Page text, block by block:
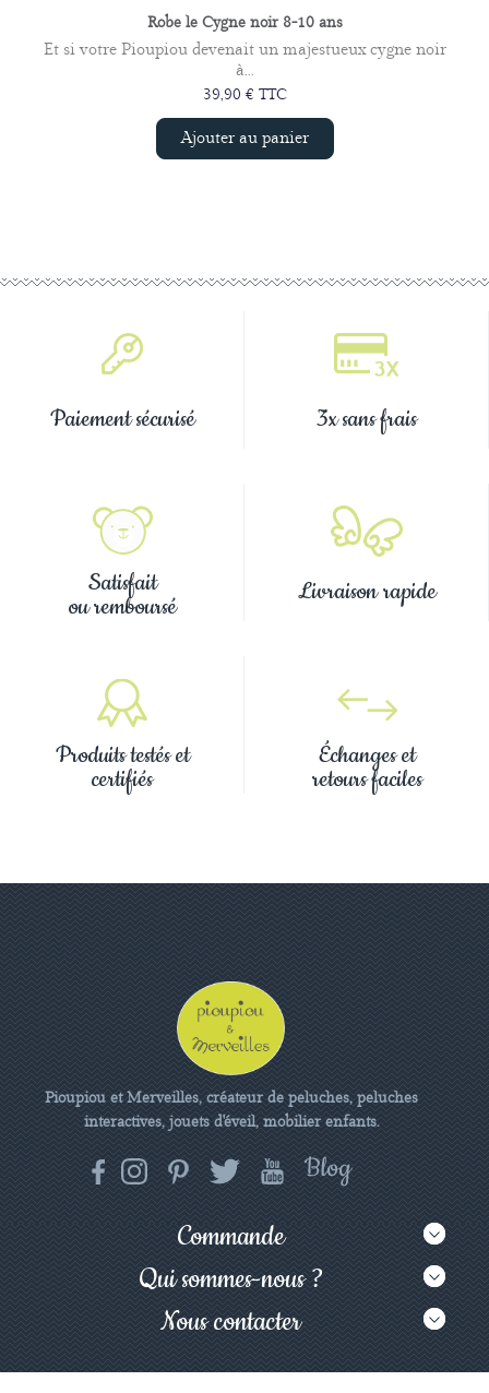
Robe le Cygne noir 8-10 ans
Et si votre Pioupiou devenait un majestueux cygne noir
à...
39,90 € TTC
Ajouter au panier
Paiement sécurisé 3x sans frais
Satisfait
ou remboursé Livraison rapide
Produits testés et
certifiés
Échanges et
retours faciles
Pioupiou et Merveilles, créateur de peluches, peluches
interactives, jouets d'éveil, mobilier enfants.
Commande
Qui sommes-nous ?
Nous contacter